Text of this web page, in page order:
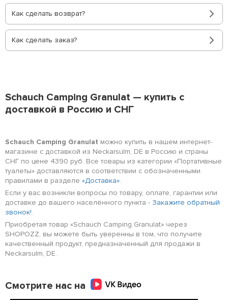
Как сделать возврат?
Как сделать заказ?
Schauch Camping Granulat — купить с
доставкой в Россию и СНГ
Schauch Camping Granulat можно купить в нашем интернет-
магазине с доставкой из Neckarsulm, DE в Россию и страны
СНГ по цене 4390 руб. Все товары из категории «Портативные
туалеты» доставляются в соответствии с обозначенными
правилами в разделе «Доставка».
Если у вас возникли вопросы по товару, оплате, гарантии или
доставке до вашего населённого пункта - Закажите обратный
звонок!.
Приобретая товар «Schauch Camping Granulat» через
SHOPOZZ, вы можете быть уверенны в том, что получите
качественный продукт, предназначенный для продажи в
Neckarsulm, DE.
Смотрите нас на